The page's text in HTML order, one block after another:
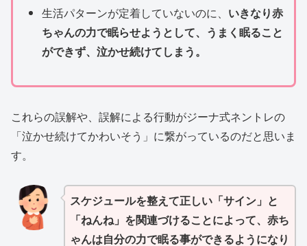
生活パターンが定着していないのに、 いきなり赤
ちゃんの力で眠らせようとして、うまく眠ること
ができず、泣かせ続けてしまう。
これらの誤解や、誤解による行動がジーナ式ネントレの
「泣かせ続けてかわいそう」に繋がっているのだと思いま
す。
スケジュールを整えて正しい「サイン」と
「ねんね」を関連づけることによって、赤ち
ゃんは自分の力で眠る事ができるようになり